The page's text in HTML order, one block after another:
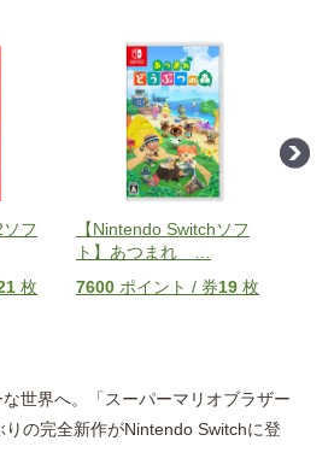
ソフ
枚
【Nintendo Switchソフ
ト】あつまれ
7600 ポイント / 券19 枚
世界へ。「スーパーマリオブラザー
の完全新作がNintendo Switchに登